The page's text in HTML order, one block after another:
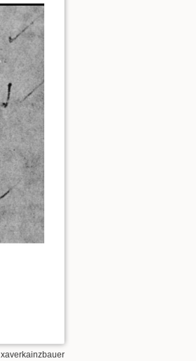
xaverkainzbauer